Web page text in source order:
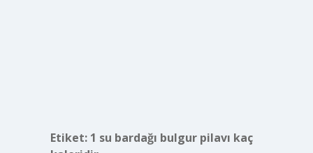
Etiket: 1 su bardağı bulgur pilavı kaç